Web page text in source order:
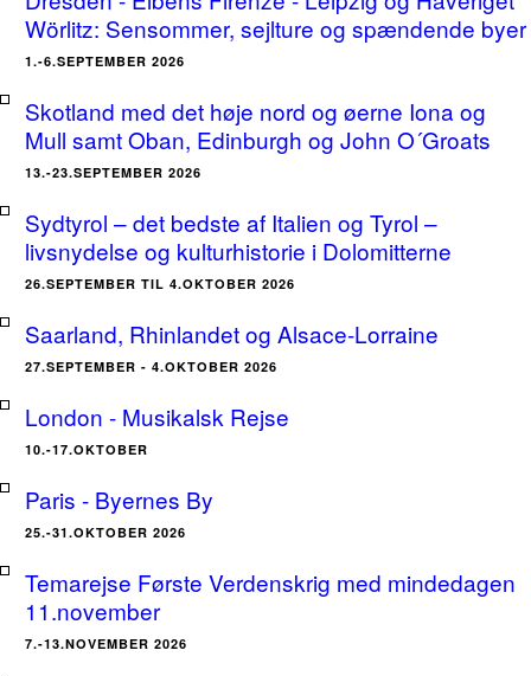
Wörlitz: Sensommer, sejlture og spændende byer
1.-6.SEPTEMBER 2026
Skotland med det høje nord og øerne Iona og
Mull samt Oban, Edinburgh og John O´Groats
13.-23.SEPTEMBER 2026
Sydtyrol – det bedste af Italien og Tyrol –
livsnydelse og kulturhistorie i Dolomitterne
26.SEPTEMBER TIL 4.OKTOBER 2026
Saarland, Rhinlandet og Alsace-Lorraine
27.SEPTEMBER - 4.OKTOBER 2026
London - Musikalsk Rejse
10.-17.OKTOBER
Paris - Byernes By
25.-31.OKTOBER 2026
Temarejse Første Verdenskrig med mindedagen
11.november
7.-13.NOVEMBER 2026